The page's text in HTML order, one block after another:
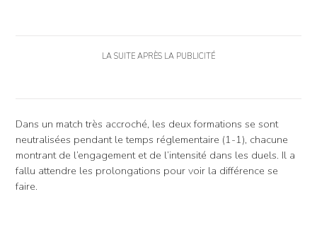
LA SUITE APRÈS LA PUBLICITÉ
Dans un match très accroché, les deux formations se sont
neutralisées pendant le temps réglementaire (1-1), chacune
montrant de l’engagement et de l’intensité dans les duels. Il a
fallu attendre les prolongations pour voir la différence se
faire.